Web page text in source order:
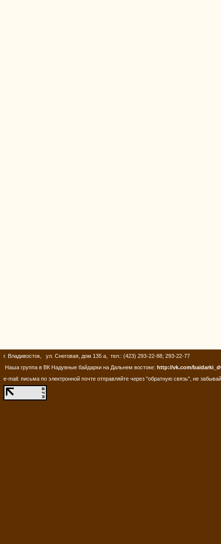
г. Владивосток, ул. Снеговая, дом 135 а, тел.: (423) 293-22-88; 293-22-77
Наша группа в ВК Надувные байдарки на Дальнем востоке: http://vk.com/
e-mail: письма по электронной почте отправляйте через "обратную связь", не